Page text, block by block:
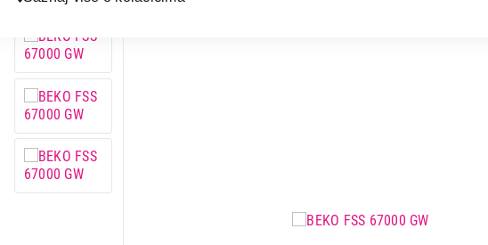
IT & Gaming
Mobilni telefoni i tableti
Mali kućni aparati